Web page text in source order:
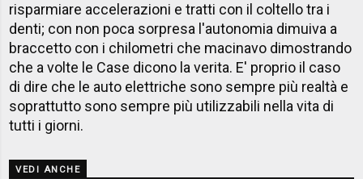
risparmiare accelerazioni e tratti con il coltello tra i
denti; con non poca sorpresa l'autonomia dimuiva a
braccetto con i chilometri che macinavo dimostrando
che a volte le Case dicono la verita. E' proprio il caso
di dire che le auto elettriche sono sempre più realtà e
soprattutto sono sempre più utilizzabili nella vita di
tutti i giorni.
VEDI ANCHE